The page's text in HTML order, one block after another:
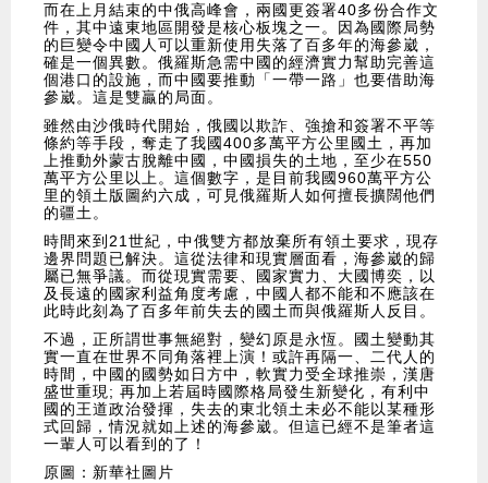
而在上月結束的中俄高峰會，兩國更簽署40多份合作文
件，其中遠東地區開發是核心板塊之一。因為國際局勢
的巨變令中國人可以重新使用失落了百多年的海參崴，
確是一個異數。俄羅斯急需中國的經濟實力幫助完善這
個港口的設施，而中國要推動「一帶一路」也要借助海
參崴。這是雙贏的局面。
雖然由沙俄時代開始，俄國以欺詐、強搶和簽署不平等
條約等手段，奪走了我國400多萬平方公里國土，再加
上推動外蒙古脫離中國，中國損失的土地，至少在550
萬平方公里以上。這個數字，是目前我國960萬平方公
里的領土版圖約六成，可見俄羅斯人如何擅長擴闊他們
的疆土。
時間來到21世紀，中俄雙方都放棄所有領土要求，現存
邊界問題已解決。這從法律和現實層面看，海參崴的歸
屬已無爭議。而從現實需要、國家實力、大國博奕，以
及長遠的國家利益角度考慮，中國人都不能和不應該在
此時此刻為了百多年前失去的國土而與俄羅斯人反目。
不過，正所謂世事無絕對，變幻原是永恆。國土變動其
實一直在世界不同角落裡上演！或許再隔一、二代人的
時間，中國的國勢如日方中，軟實力受全球推崇，漢唐
盛世重現; 再加上若屆時國際格局發生新變化，有利中
國的王道政治發揮，失去的東北領土未必不能以某種形
式回歸，情況就如上述的海參崴。但這已經不是筆者這
一輩人可以看到的了！
原圖：新華社圖片